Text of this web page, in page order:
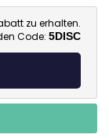
zu erhalten.
Code: 5DISC